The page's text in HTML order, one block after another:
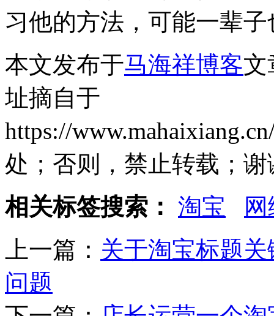
习他的方法，可能一辈
本文发布于马海祥博客文
址摘自于
https://
处；否则，禁止转载；
相关标签搜索： 淘宝
上一篇： 关于淘宝标题
问题